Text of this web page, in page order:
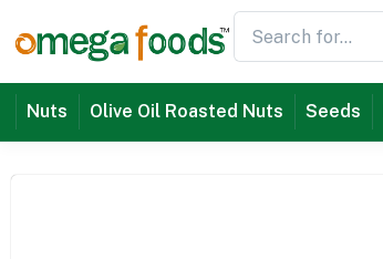
Nuts Olive Oil Roasted Nuts Seeds